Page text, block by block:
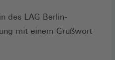
des LAG Berlin-
mit einem Grußwort